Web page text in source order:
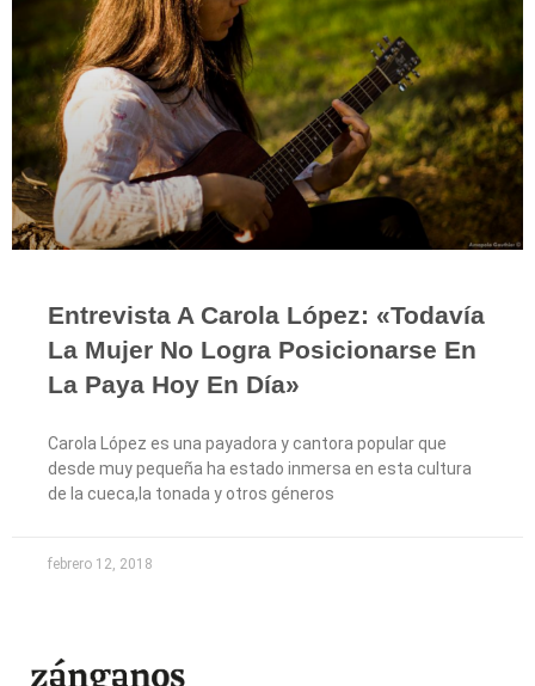
Entrevista A Carola López: «Todavía
La Mujer No Logra Posicionarse En
La Paya Hoy En Día»
Carola López es una payadora y cantora popular que
desde muy pequeña ha estado inmersa en esta cultura
de la cueca,la tonada y otros géneros
febrero 12, 2018